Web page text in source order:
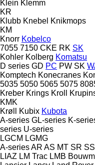
Klein Klemm
KR
Klubb Knebel Knikmops
KM
Knorr Kobelco
7055 7150 CKE RK SK
Kohler Kolberg Komatsu
D series GD PC PW SK
Komptech Konecranes
5035 5050 5065 5075
Kreber Krings Kroll
KMK
Krøll
Kubix Kubota
A-series GL-series K-
series U-series
LGCM LGMG
A-seriesAR AS MT SR SS
LIAZ LM Trac LMB